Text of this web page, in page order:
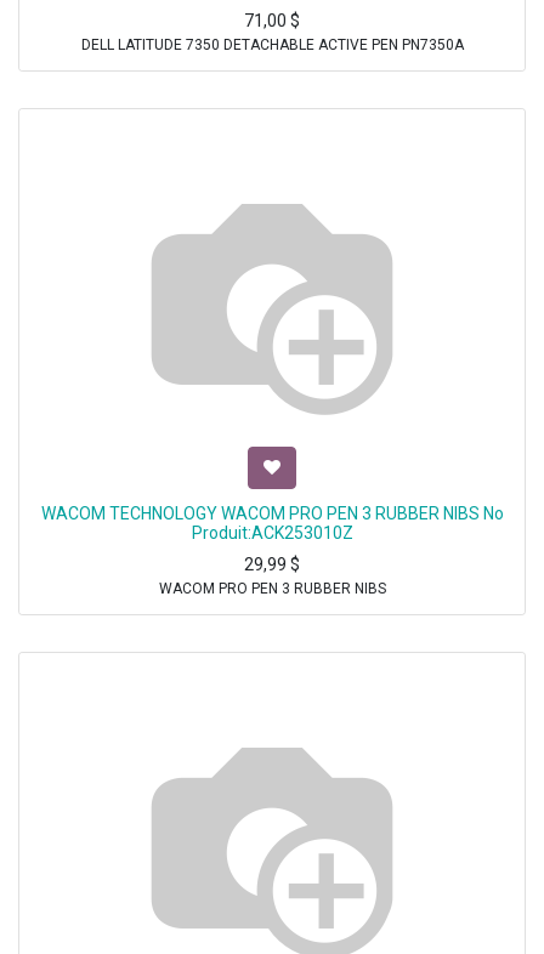
71,00 $
DELL LATITUDE 7350 DETACHABLE ACTIVE PEN PN7350A
WACOM TECHNOLOGY WACOM PRO PEN 3 RUBBER NIBS No
Produit:ACK253010Z
29,99 $
WACOM PRO PEN 3 RUBBER NIBS